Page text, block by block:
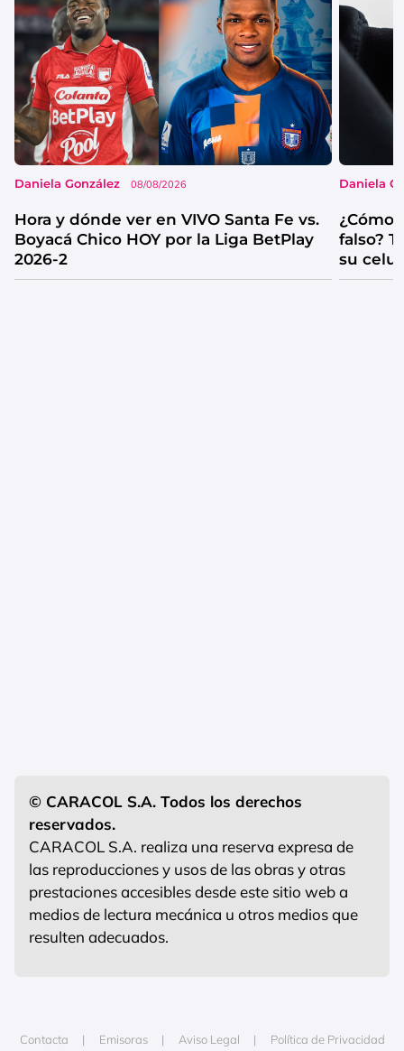
Daniela González 08/08/2026
Hora y dónde ver en VIVO Santa Fe vs.
Boyacá Chico HOY por la Liga BetPlay
2026-2
Daniela
¿Cómo
falso?
su
© CARACOL S.A. Todos los derechos
reservados.
CARACOL S.A. realiza una reserva expresa de
las reproducciones y usos de las obras y otras
prestaciones accesibles desde este sitio web a
medios de lectura mecánica u otros medios que
resulten adecuados.
Contacta Emisoras Aviso Legal Política de Privacidad